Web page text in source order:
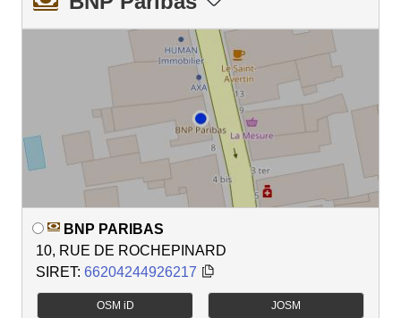
BNP PARIBAS
10, RUE DE ROCHEPINARD
SIRET: 66204244926217
OSM iD JOSM